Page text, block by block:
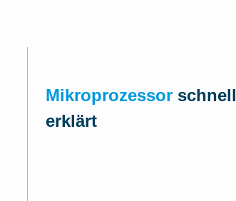
Mikroprozessor schnell
erklärt